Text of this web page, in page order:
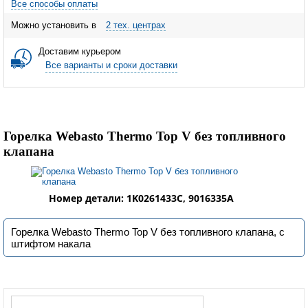
Все способы оплаты
Можно установить в 2 тех. центрах
Доставим курьером
Все варианты и сроки доставки
Горелка Webasto Thermo Top V без топливного
клапана
Номер детали: 1K0261433C, 9016335A
Горелка Webasto Thermo Top V без топливного клапана, с
штифтом накала